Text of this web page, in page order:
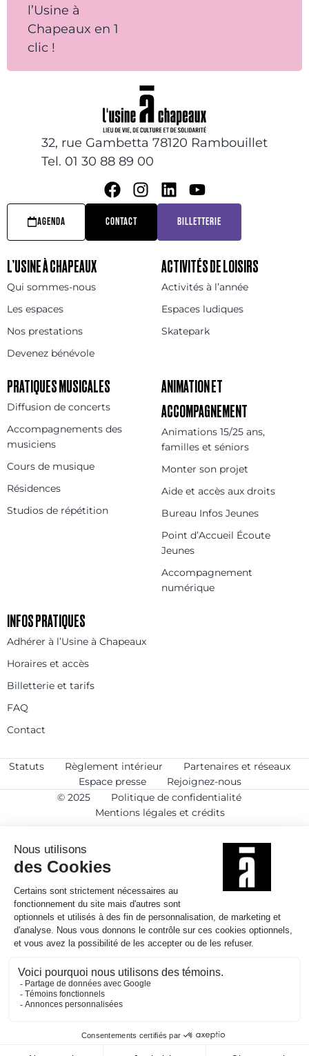
l’Usine à
Chapeaux en 1
clic !
32, rue Gambetta 78120 Rambouillet
Tel. 01 30 88 89 00
AGENDA CONTACT BILLETTERIE
L’USINE À CHAPEAUX
Qui sommes-nous
Les espaces
Nos prestations
Devenez bénévole
ACTIVITÉS DE LOISIRS
Activités à l’année
Espaces ludiques
Skatepark
PRATIQUES MUSICALES
Diffusion de concerts
Accompagnements des
musiciens
Cours de musique
Résidences
Studios de répétition
ANIMATION ET
ACCOMPAGNEMENT
Animations 15/25 ans,
familles et séniors
Monter son projet
Aide et accès aux droits
Bureau Infos Jeunes
Point d’Accueil Écoute
Jeunes
Accompagnement
numérique
INFOS PRATIQUES
Adhérer à l’Usine à Chapeaux
Horaires et accès
Billetterie et tarifs
FAQ
Contact
Statuts Règlement intérieur
Partenaires et réseaux
Espace presse
Rejoignez-nous
© 2025
Politique de confidentialité
Mentions légales et crédits